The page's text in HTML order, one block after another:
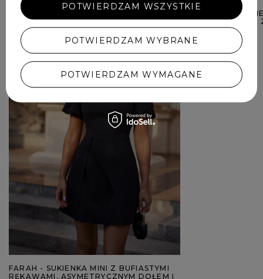
FARAH - SUKIENKA MINI Z BUFIASTYMI
RĘKAWAMI, ASYMETRYCZNYM DOŁEM I
SENSE -
Z WSTAWKAMI
669,00 ZŁ
POTWIERDZAM WYBRANE
POTWIERDZAM WYMAGANE
POTWIERDZAM WSZYSTKIE